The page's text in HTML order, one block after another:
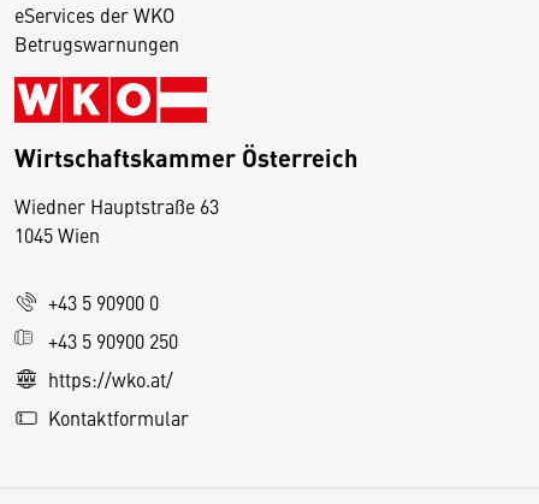
eServices der WKO
Betrugswarnungen
Wirtschaftskammer Österreich
Wiedner Hauptstraße 63
1045 Wien
+43 5 90900 0
+43 5 90900 250
https://wko.at/
Kontaktformular
D
s
e
S
e